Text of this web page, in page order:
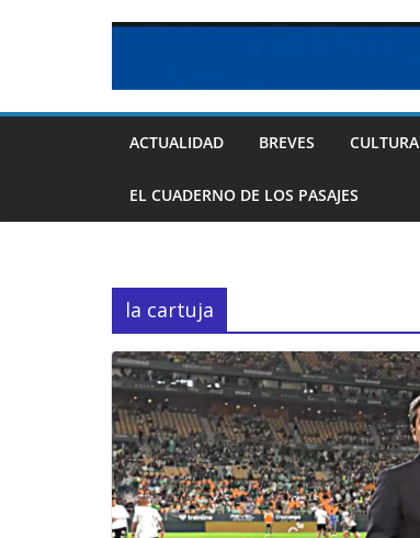
ACTUALIDAD BREVES CULTURA
EL CUADERNO DE LOS PASAJES
la cartuja